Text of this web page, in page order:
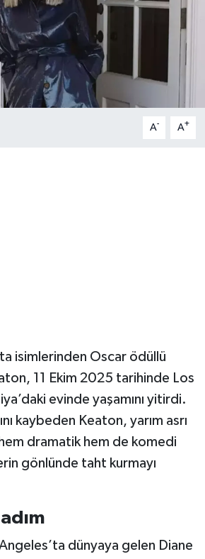
A- A+
isimlerinden Oscar ödüllü
11 Ekim 2025 tarihinde Los
evinde yaşamını yitirdi.
kaybeden Keaton, yarım asrı
dramatik hem de komedi
gönlünde taht kurmayı
dünyaya gelen Diane